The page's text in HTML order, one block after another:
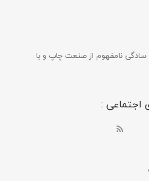
سادگی نامفهوم از صنعت چاپ و با
اجتماعی :